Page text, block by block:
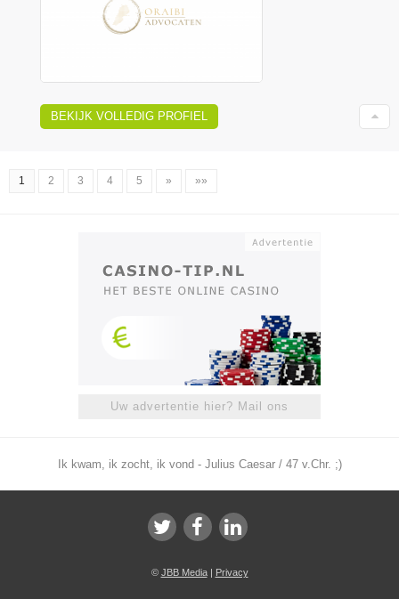
BEKIJK VOLLEDIG PROFIEL
1 2 3 4 5 » »»
Uw advertentie hier? Mail ons
Ik kwam, ik zocht, ik vond - Julius Caesar / 47 v.Chr. ;)
© JBB Media| Privacy